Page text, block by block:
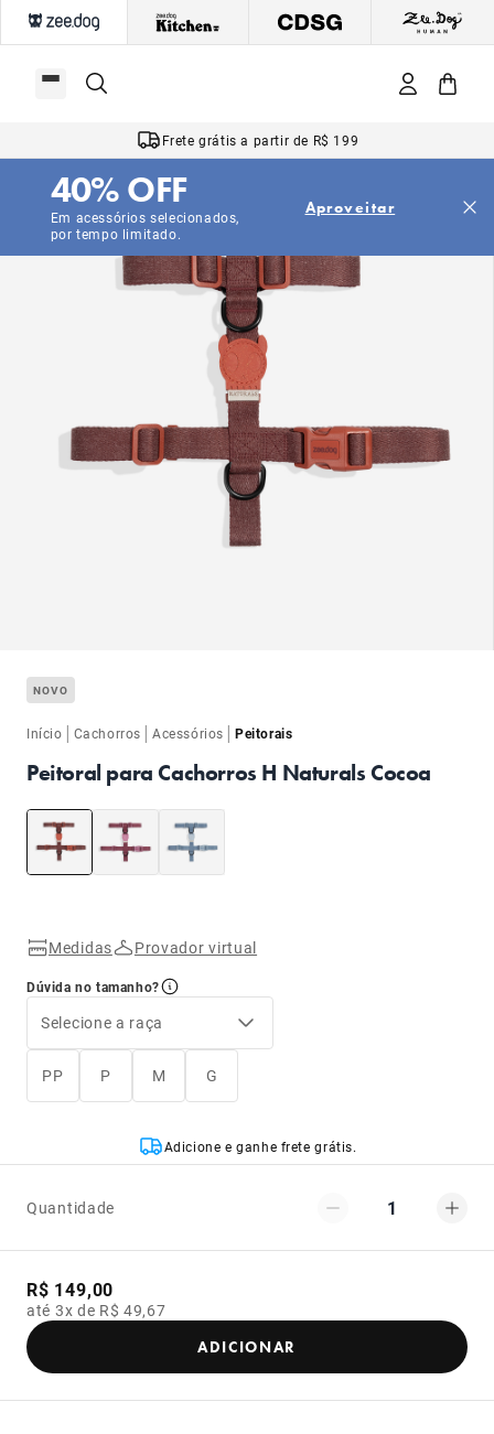
Frete grátis a partir de R$ 199
Em acessórios selecionados,
por tempo limitado.
40% OFF Aproveitar
NOVO
Início | Cachorros |Acessórios |Peitorais
Peitoral para Cachorros H Naturals Cocoa
Medidas Provador virtual
Dúvida no tamanho?
Selecione a raça
PP P M G
Adicione e ganhe frete grátis.
Quantidade 1
R$ 149,00
até 3x de R$ 49,67
ADICIONAR